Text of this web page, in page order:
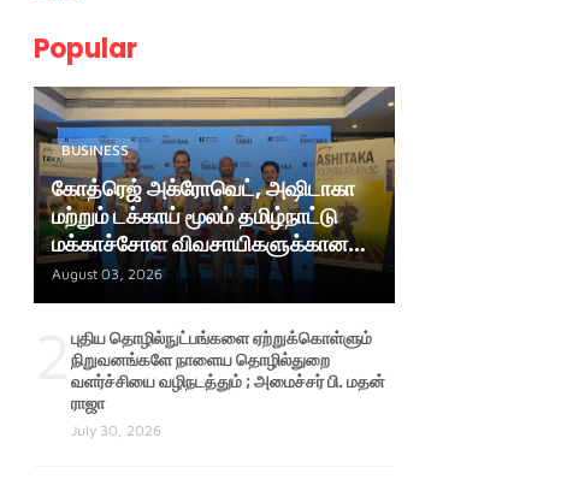
Popular
BUSINESS
கோத்ரெஜ் அக்ரோவெட், அஷிடாகா
மற்றும் டக்காய் மூலம் தமிழ்நாட்டு
மக்காச்சோள விவசாயிகளுக்கான
ஆதரவை மேலும் வலுப்படுத்துகிறது
August 03, 2026
புதிய தொழில்நுட்பங்களை ஏற்றுக்கொள்ளும்
நிறுவனங்களே நாளைய தொழில்துறை
வளர்ச்சியை வழிநடத்தும் ; அமைச்சர் பி. மதன்
ராஜா
July 30, 2026